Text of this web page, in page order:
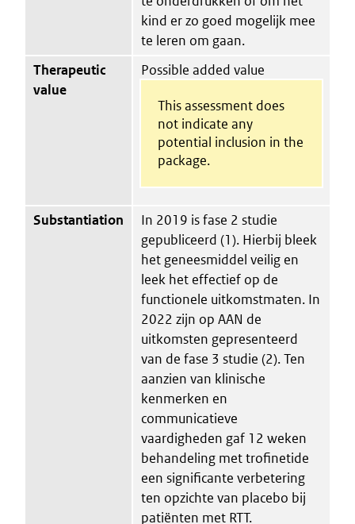
kind er zo goed mogelijk mee
te leren om gaan.
Therapeutic
value
Possible added value
This assessment does
not indicate any
potential inclusion in the
package.
Substantiation
In 2019 is fase 2 studie
gepubliceerd (1). Hierbij bleek
het geneesmiddel veilig en
leek het effectief op de
functionele uitkomstmaten. In
2022 zijn op AAN de
uitkomsten gepresenteerd
van de fase 3 studie (2). Ten
aanzien van klinische
kenmerken en
communicatieve
vaardigheden gaf 12 weken
behandeling met trofinetide
een significante verbetering
ten opzichte van placebo bij
patiënten met RTT.